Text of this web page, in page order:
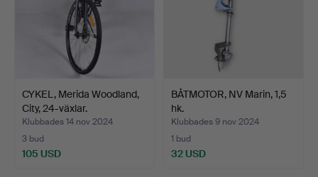
CYKEL, Merida Woodland,
City, 24-växlar.
Klubbades 14 nov 2024
3 bud
105 USD
BÅTMOTOR, NV Marin, 1,5
hk.
Klubbades 9 nov 2024
1 bud
32 USD